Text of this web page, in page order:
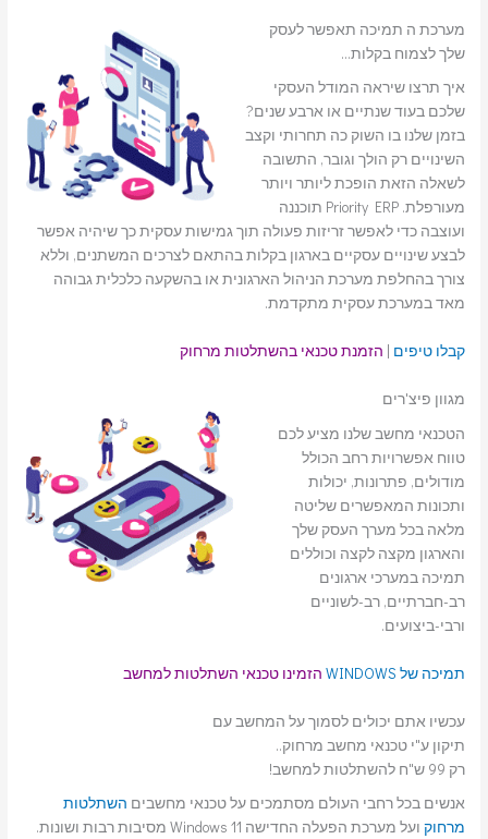
מערכת ה תמיכה תאפשר לעסק
שלך לצמוח בקלות…
איך תרצו שיראה המודל העסקי
שלכם בעוד שנתיים או ארבע שנים?
בזמן שלנו בו השוק כה תחרותי וקצב
השינויים רק הולך וגובר, התשובה
לשאלה הזאת הופכת ליותר ויותר
מעורפלת. Priority ERP תוכננה
ועוצבה כדי לאפשר זריזות פעולה תוך גמישות עסקית כך שיהיה אפשר
לבצע שינויים עסקיים בארגון בקלות בהתאם לצרכים המשתנים, וללא
צורך בהחלפת מערכת הניהול הארגונית או בהשקעה כלכלית גבוהה
מאד במערכת עסקית מתקדמת.
קבלו טיפים הזמנת טכנאי בהשתלטות מרחוק
מגוון פיצ'רים
הטכנאי מחשב שלנו מציע לכם
טווח אפשרויות רחב הכולל
מודולים, פתרונות, יכולות
ותכונות המאפשרים שליטה
מלאה בכל מערך העסק שלך
והארגון מקצה לקצה וכוללים
תמיכה במערכי ארגונים
רב-חברתיים, רב-לשוניים
ורבי-ביצועים.
תמיכה של WINDOWS הזמינו טכנאי השתלטות למחשב
עכשיו אתם יכולים לסמוך על המחשב עם
תיקון ע"י טכנאי מחשב מרחוק..
רק 99 ש"ח להשתלטות למחשב!
אנשים בכל רחבי העולם מסתמכים על טכנאי מחשבים השתלטות
מרחוק
ועל מערכת הפעלה החדישה Windows 11 מסיבות רבות ושונות.